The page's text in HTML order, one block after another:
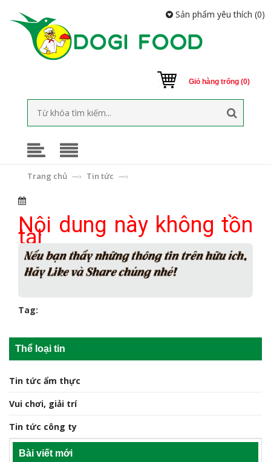
Giỏ hàng trống (0)
Sản phẩm yêu thích (0)
Trang chủ —› Tin tức —›
Nội dung này không tồn
tại
Tag:
Thể loại tin
Tin tức ẩm thực
Vui chơi, giải trí
Tin tức công ty
Bài viết mới